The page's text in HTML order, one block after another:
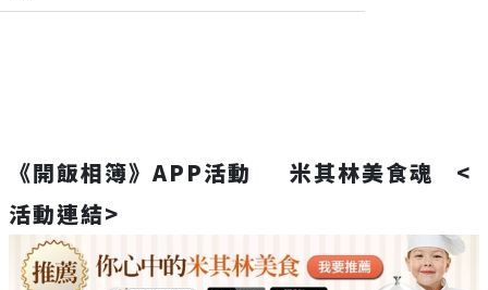
《開飯相簿》APP活動 米其林美食魂 <
活動連結>